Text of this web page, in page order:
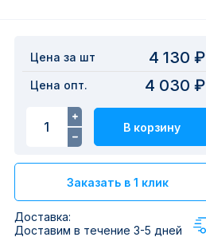
Цена за шт 4 130 ₽
Цена опт. 4 030 ₽
В корзину
Заказать в 1 клик
Доставка:
Доставим в течение 3-5 дней